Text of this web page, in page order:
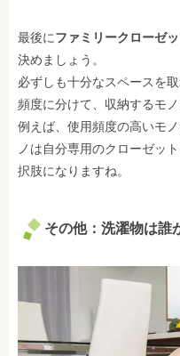
最後にファミリークローゼ
決めましょう。
必ずしも十分なスペースを
頻度に分けて、収納するモ
例えば、使用頻度の高いモ
ノは自分専用のクローゼッ
択肢になりますね。
その他：洗濯物は誰